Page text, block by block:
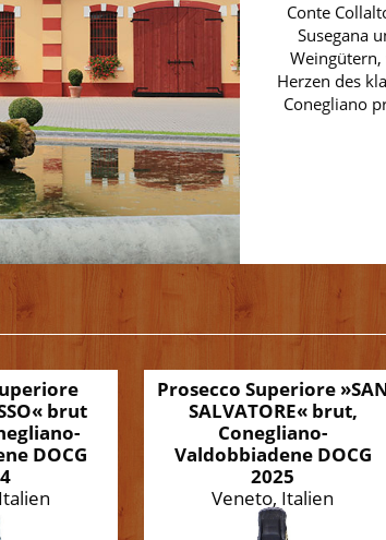
Conte
Susegana
Herzen des
Conegliano
brut
DOCG
Prosecco Superiore
SALVATORE« brut,
Conegliano-
Valdobbiadene DOCG
2025
Veneto, Italien